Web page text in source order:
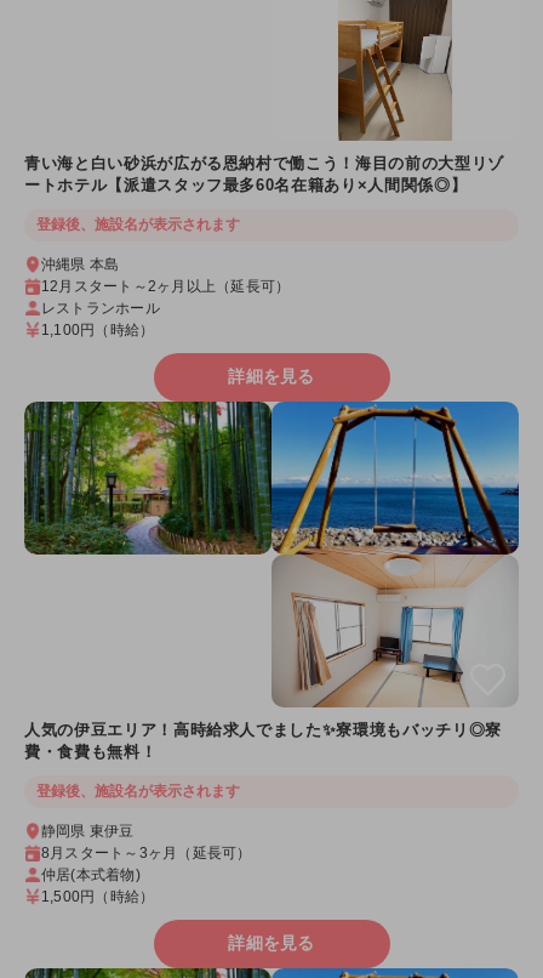
青い海と白い砂浜が広がる恩納村で働こう！海目の前の大型リゾ
ートホテル【派遣スタッフ最多60名在籍あり×人間関係◎】
登録後、施設名が表示されます
沖縄県 本島
12月スタート～2ヶ月以上（延長可）
レストランホール
1,100円 （時給）
詳細を見る
人気の伊豆エリア！高時給求人でました✨寮環境もバッチリ◎寮
費・食費も無料！
登録後、施設名が表示されます
静岡県 東伊豆
8月スタート～3ヶ月（延長可）
仲居(本式着物)
1,500円
（時給）
詳細を見る